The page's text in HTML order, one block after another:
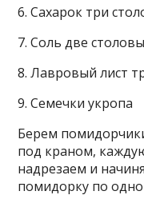
6. Сахарок три
7. Соль две
8. Лавровый лист
9. Семечки укропа
Берем
под краном,
надрезаем и
помидорку по